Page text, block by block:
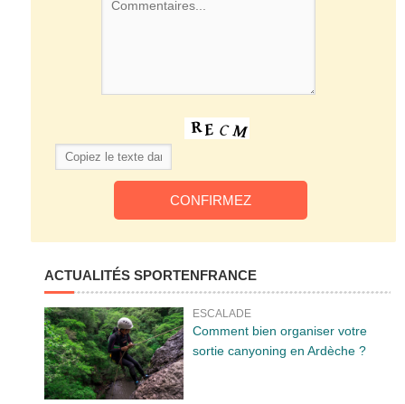
ACTUALITÉS SPORTENFRANCE
ESCALADE
Comment bien organiser votre
sortie canyoning en Ardèche ?